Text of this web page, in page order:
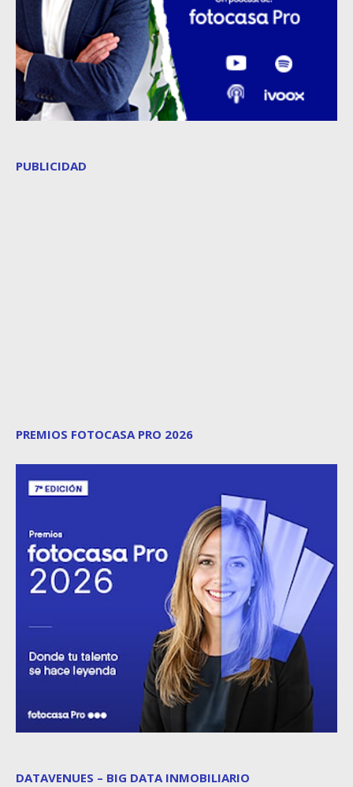
PUBLICIDAD
PREMIOS FOTOCASA PRO 2026
DATAVENUES – BIG DATA INMOBILIARIO